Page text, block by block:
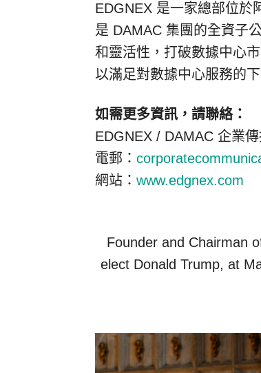
EDGNEX 是一家總部位於
是 DAMAC 集團的全資子
和靈活性，打破數據中心
以滿足對數據中心服務的
如需更多資訊，請聯絡：
EDGNEX / DAMAC 企業
電郵：
網站： www.edgnex.com
Founder and Chairman
elect Donald Trump, at